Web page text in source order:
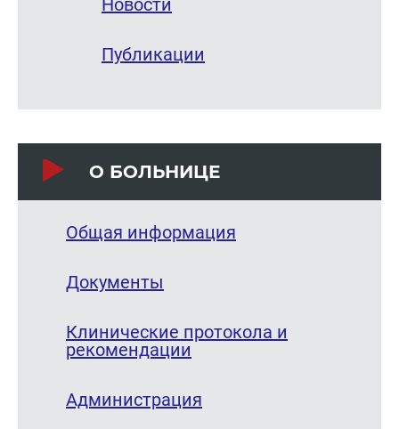
Новости
Публикации
О БОЛЬНИЦЕ
Общая информация
Документы
Клинические протокола и
рекомендации
Администрация